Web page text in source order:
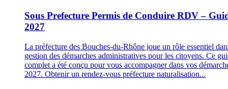
Sous Prefecture Permis de Conduire RDV –
2027
La préfecture des Bouches-du-Rhône joue un rôle essentiel
gestion des démarches administratives pour les citoyens. Ce
complet a été conçu pour vous accompagner dans vos
2027. Obtenir un rendez-vous préfecture naturalisation...